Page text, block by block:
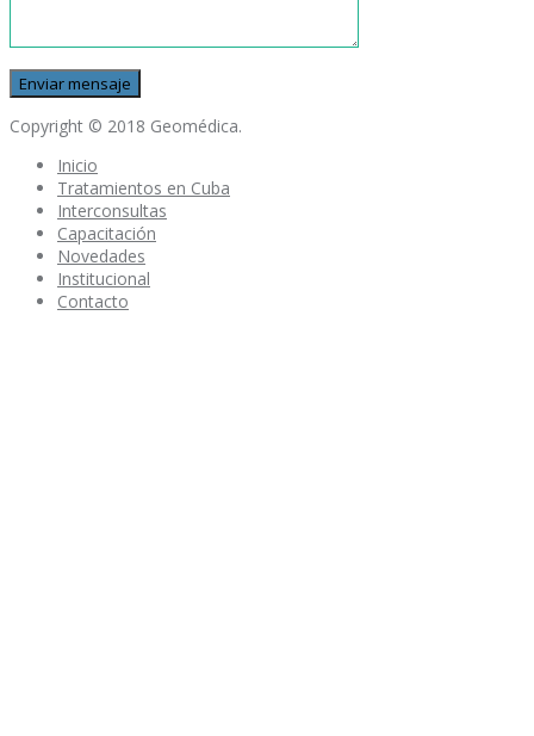
Copyright © 2018 Geomédica.
Inicio
Tratamientos en Cuba
Interconsultas
Capacitación
Novedades
Institucional
Contacto